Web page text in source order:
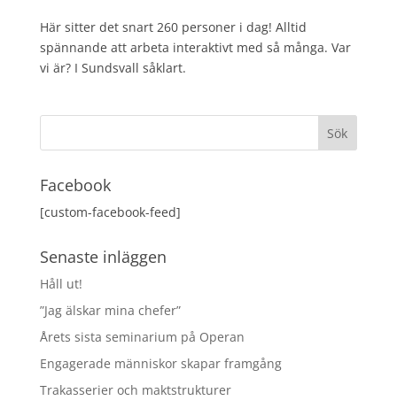
Här sitter det snart 260 personer i dag! Alltid
spännande att arbeta interaktivt med så många. Var
vi är? I Sundsvall såklart.
Facebook
[custom-facebook-feed]
Senaste inläggen
Håll ut!
”Jag älskar mina chefer”
Årets sista seminarium på Operan
Engagerade människor skapar framgång
Trakasserier och maktstrukturer